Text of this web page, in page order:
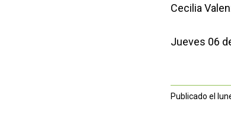
Cecilia
Jueves 06
Publicado el